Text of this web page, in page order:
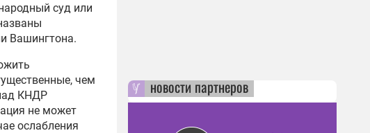
суд или
Вашингтона.
чем
КНДР
не может
ослабления
новости партнеров